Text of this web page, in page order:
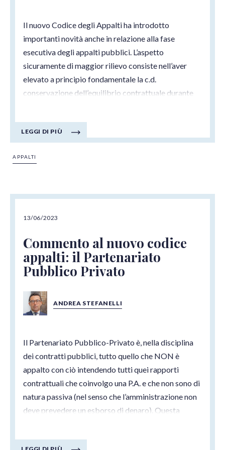
Il nuovo Codice degli Appalti ha introdotto
importanti novità anche in relazione alla fase
esecutiva degli appalti pubblici. L’aspetto
sicuramente di maggior rilievo consiste nell’aver
elevato a principio fondamentale la c.d.
conservazione dell’equilibrio contrattuale durante
LEGGI DI PIÙ
APPALTI
13/06/2023
Commento al nuovo codice
appalti: il Partenariato
Pubblico Privato
ANDREA STEFANELLI
Il Partenariato Pubblico-Privato è, nella disciplina
dei contratti pubblici, tutto quello che NON è
appalto con ciò intendendo tutti quei rapporti
contrattuali che coinvolgo una P.A. e che non sono di
natura passiva (nel senso che l’amministrazione non
deve prevedere un esborso di denaro). Questa
difficoltosa l’individuazione di una precisa categoria